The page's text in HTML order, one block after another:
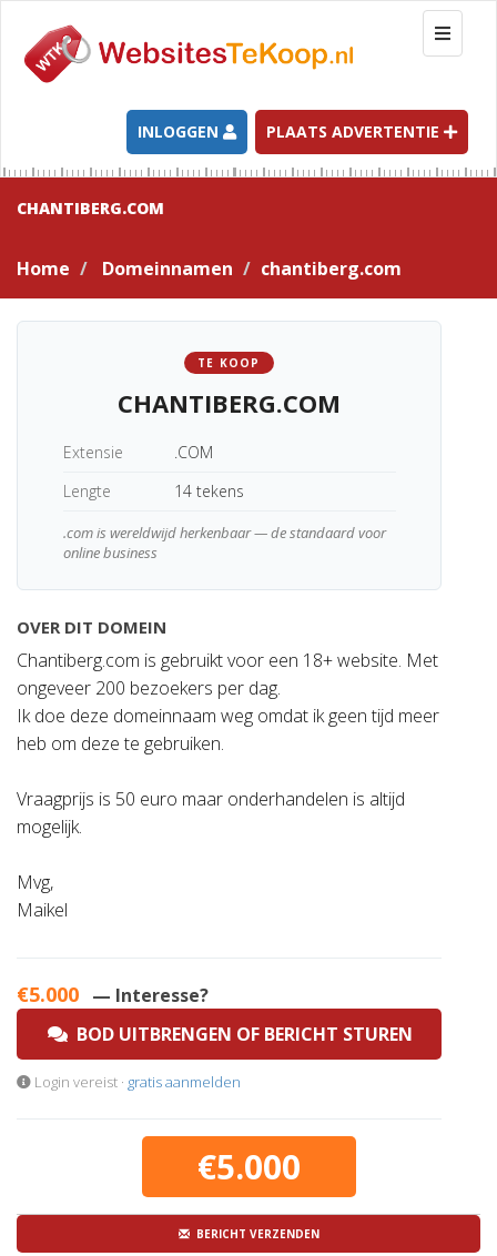
T
o
g
l
e
n
a
t
INLOGGEN PLAATS ADVERTENTIE
CHANTIBERG.COM
Home Domeinnamen chantiberg.com
TE KOOP
CHANTIBERG.COM
Extensie
.COM
Lengte
14 tekens
.com is wereldwijd herkenbaar — de standaard voor
online business
OVER DIT DOMEIN
Chantiberg.com is gebruikt voor een 18+ website. Met
ongeveer 200 bezoekers per dag.
Ik doe deze domeinnaam weg omdat ik geen tijd meer
heb om deze te gebruiken.
Vraagprijs is 50 euro maar onderhandelen is altijd
mogelijk.
Mvg,
Maikel
€5.000 — Interesse?
BOD UITBRENGEN OF BERICHT STUREN
Login vereist · gratis aanmelden
€5.000
BERICHT VERZENDEN